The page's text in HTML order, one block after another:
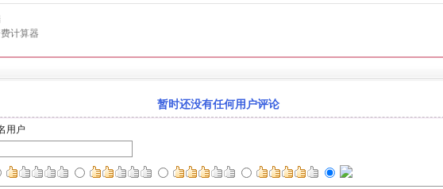
计算器
暂时还没有任何用户评论
用户